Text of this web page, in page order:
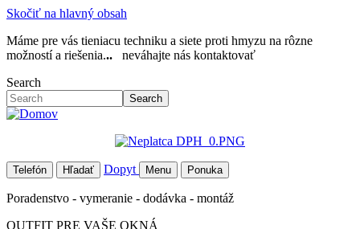
Skočiť na hlavný obsah
Máme pre vás tieniacu techniku a siete proti hmyzu na rôzne
možností a riešenia...
neváhajte nás kontaktovať
Search
Search
Telefón Hľadať Dopyt Menu Ponuka
Poradenstvo - vymeranie - dodávka - montáž
OUTFIT PRE VAŠE OKNÁ